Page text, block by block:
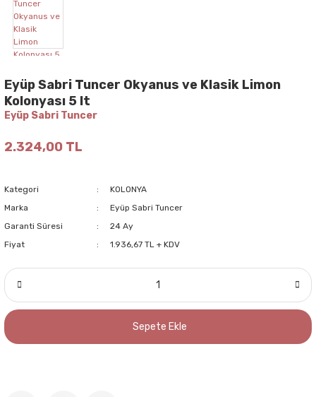
Eyüp Sabri Tuncer Okyanus ve Klasik Limon
Kolonyası 5 lt
Eyüp Sabri Tuncer
2.324,00 TL
Kategori
KOLONYA
Marka
Eyüp Sabri Tuncer
Garanti Süresi
24 Ay
Fiyat
1.936,67 TL + KDV
Sepete Ekle